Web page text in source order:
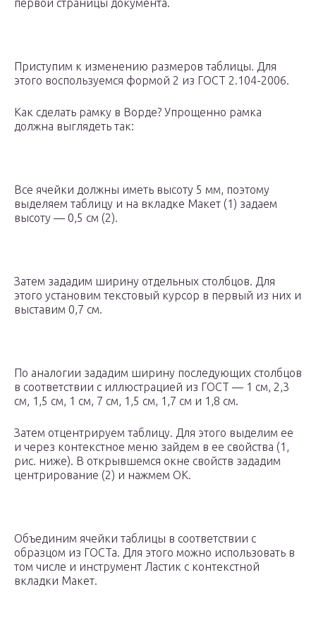
первой страницы документа.
Приступим к изменению размеров таблицы. Для
этого воспользуемся формой 2 из ГОСТ 2.104-2006.
Как сделать рамку в Ворде? Упрощенно рамка
должна выглядеть так:
Все ячейки должны иметь высоту 5 мм, поэтому
выделяем таблицу и на вкладке Макет (1) задаем
высоту — 0,5 см (2).
Затем зададим ширину отдельных столбцов. Для
этого установим текстовый курсор в первый из них и
выставим 0,7 см.
По аналогии зададим ширину последующих столбцов
в соответствии с иллюстрацией из ГОСТ — 1 см, 2,3
см, 1,5 см, 1 см, 7 см, 1,5 см, 1,7 см и 1,8 см.
Затем отцентрируем таблицу. Для этого выделим ее
и через контекстное меню зайдем в ее свойства (1,
рис. ниже). В открывшемся окне свойств зададим
центрирование (2) и нажмем ОК.
Объединим ячейки таблицы в соответствии с
образцом из ГОСТа. Для этого можно использовать в
том числе и инструмент Ластик с контекстной
вкладки Макет.